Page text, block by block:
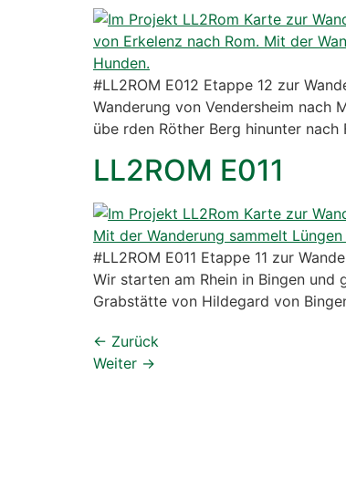
#LL2ROM E012 Etappe 12 zur
Wanderung von Vendersheim nach
übe rden Röther Berg hinunter
LL2ROM E011
#LL2ROM E011 Etappe 11 zur
Wir starten am Rhein in Bingen und
Grabstätte von Hildegard von
← Zurück
Weiter →